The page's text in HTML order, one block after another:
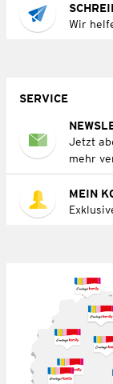
Wir
SERVICE
Jetzt
mehr
MEIN